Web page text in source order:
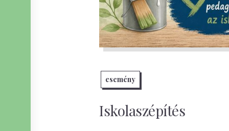
esemény
Iskolaszépítés